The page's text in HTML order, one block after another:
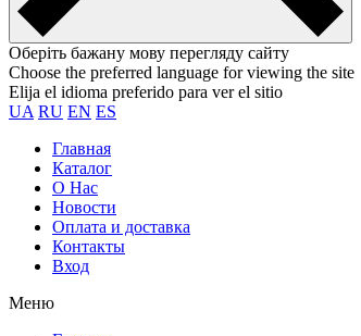
Оберіть бажану мову перегляду сайту
Choose the preferred language for viewing the site
Elija el idioma preferido para ver el sitio
UA RU EN ES
Главная
Каталог
О Нас
Новости
Оплата и доставка
Контакты
Вход
Меню